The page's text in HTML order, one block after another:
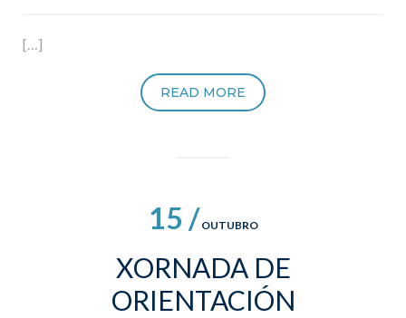
[…]
READ MORE
15 / OUTUBRO
XORNADA DE
ORIENTACIÓN